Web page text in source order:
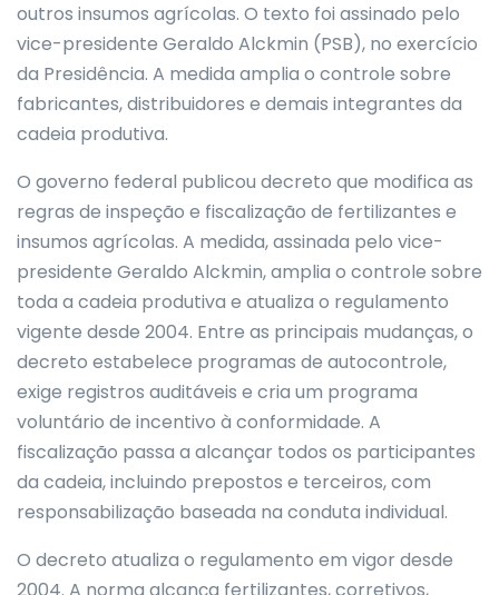
outros insumos agrícolas. O texto foi assinado pelo
vice-presidente Geraldo Alckmin (PSB), no exercício
da Presidência. A medida amplia o controle sobre
fabricantes, distribuidores e demais integrantes da
cadeia produtiva.
O governo federal publicou decreto que modifica as
regras de inspeção e fiscalização de fertilizantes e
insumos agrícolas. A medida, assinada pelo vice-
presidente Geraldo Alckmin, amplia o controle sobre
toda a cadeia produtiva e atualiza o regulamento
vigente desde 2004. Entre as principais mudanças, o
decreto estabelece programas de autocontrole,
exige registros auditáveis e cria um programa
voluntário de incentivo à conformidade. A
fiscalização passa a alcançar todos os participantes
da cadeia, incluindo prepostos e terceiros, com
responsabilização baseada na conduta individual.
O decreto atualiza o regulamento em vigor desde